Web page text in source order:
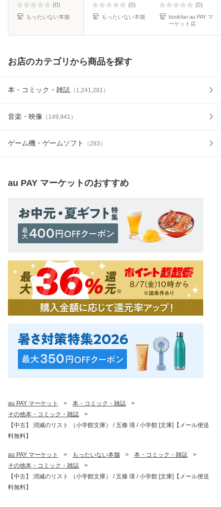
(0)
もったいない本舗
(0)
もったいない本舗
(0)
bookfan au PAY マ
ーケット店
お店のカテゴリから商品を探す
本・コミック・雑誌 （ 1,241,281 ）
音楽・映像 （ 149,941 ）
ゲーム機・ゲームソフト （283 ）
au PAY マーケットのおすすめ
au PAY マーケット > 本・コミック・雑誌
>
その他本・コミック・雑誌
>
【中古】 消滅のリスト （小学館文庫） / 五條 瑛 / 小学館 [文庫]【メール便送
料無料】
au PAY マーケット > もったいない本舗 > 本・コミック・雑誌
>
その他本・コミック・雑誌
>
【中古】 消滅のリスト （小学館文庫） / 五條 瑛 / 小学館 [文庫]【メール便送
料無料】